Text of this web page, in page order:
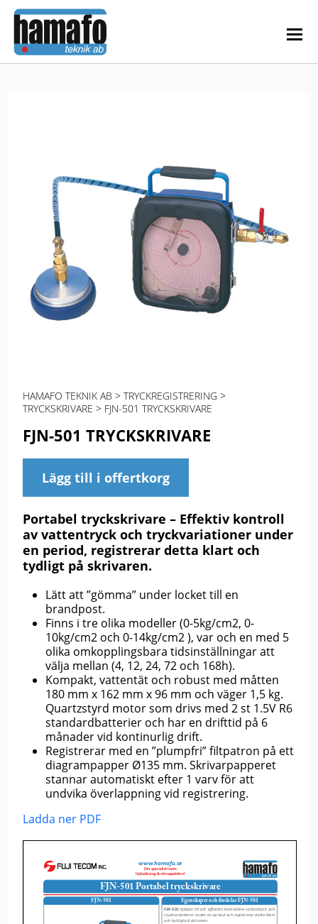
HAMAFO TEKNIK AB > TRYCKREGISTRERING >
TRYCKSKRIVARE > FJN-501 TRYCKSKRIVARE
FJN-501 TRYCKSKRIVARE
Lägg till i offertkorg
Portabel tryckskrivare – Effektiv kontroll
av vattentryck och tryckvariationer under
en period, registrerar detta klart och
tydligt på skrivaren.
Lätt att ”gömma” under locket till en
brandpost.
Finns i tre olika modeller (0-5kg/cm2, 0-
10kg/cm2 och 0-14kg/cm2 ), var och en med 5
olika omkopplingsbara tidsinställningar att
välja mellan (4, 12, 24, 72 och 168h).
Kompakt, vattentät och robust med måtten
180 mm x 162 mm x 96 mm och väger 1,5 kg.
Quartzstyrd motor som drivs med 2 st 1.5V R6
standardbatterier och har en drifttid på 6
månader vid kontinurlig drift.
Registrerar med en ”plumpfri” filtpatron på ett
diagrampapper Ø135 mm. Skrivarpapperet
stannar automatiskt efter 1 varv för att
undvika överlappning vid registrering.
Ladda ner PDF